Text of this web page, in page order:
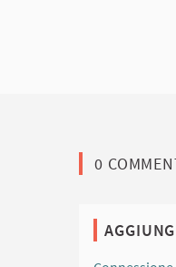
0